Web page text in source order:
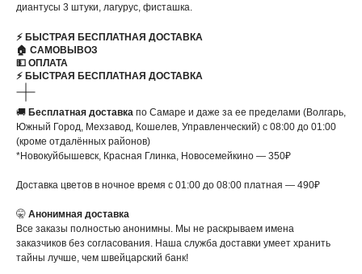
диантусы 3 штуки, лагурус, фисташка.
⚡️ БЫСТРАЯ БЕСПЛАТНАЯ ДОСТАВКА
🏠 САМОВЫВОЗ
💵 ОПЛАТА
⚡️ БЫСТРАЯ БЕСПЛАТНАЯ ДОСТАВКА
🚚 Бесплатная доставка по Самаре и даже за ее пределами (Волгарь,
Южный Город, Мехзавод, Кошелев, Управленческий) с 08:00 до 01:00
(кроме отдалённых районов)
*Новокуйбышевск, Красная Глинка, Новосемейкино — 350₽
Доставка цветов в ночное время с 01:00 до 08:00 платная — 490₽
🤫 Анонимная доставка
Все заказы полностью анонимны. Мы не раскрываем имена
заказчиков без согласования. Наша служба доставки умеет хранить
тайны лучше, чем швейцарский банк!